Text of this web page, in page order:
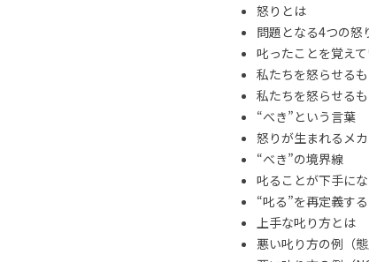
怒りとは
問題となる4つの怒
叱ったことを覚え
私たちを怒らせる
私たちを怒らせる
“べき”という言葉
怒りが生まれるメ
“べき”の境界線
叱ることが下手に
“叱る”を再定義する
上手な叱り方とは
悪い叱り方の例（態